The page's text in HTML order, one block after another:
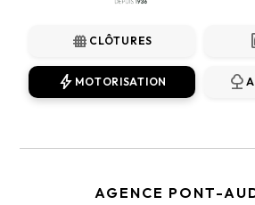
fence CLÔTURES
bolt MOTORISATION nature
AGENCE PONT-